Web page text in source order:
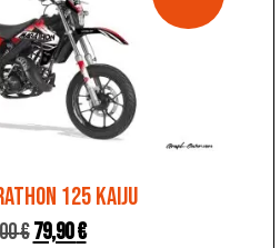
125 KAIJU
€79,90€